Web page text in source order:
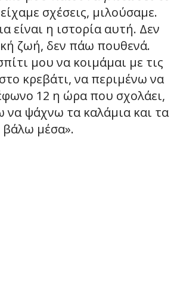
σχέσεις, μιλούσαμε.
είναι η ιστορία αυτή. Δεν
ζωή, δεν πάω πουθενά.
μου να κοιμάμαι με τις
κρεβάτι, να περιμένω να
12 η ώρα που σχολάει,
να ψάχνω τα καλάμια και τα
βάλω μέσα».